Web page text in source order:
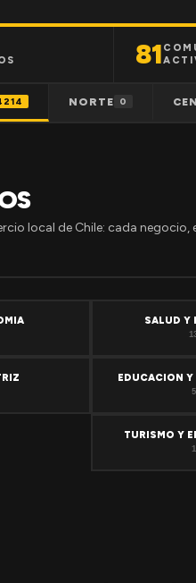
81
NORTE 0
local de Chile: cada negocio,
SALUD Y
EDUCACION
TURISMO Y